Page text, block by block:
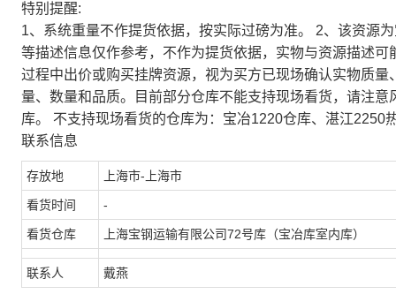
特别提醒:
1、系统重量不作提货依据，按实际过磅为准。 2、该资源
等描述信息仅作参考，不作为提货依据，实物与资源描述
过程中出价或购买挂牌资源，视为买方已现场确认实物质
量、数量和品质。目前部分仓库不能支持现场看货，请注
库。 不支持现场看货的仓库为：宝冶1220仓库、湛江2250
联系信息
存放地 上海市-上海市
看货时间 -
看货仓库 上海宝钢运输有限公司72号库（宝冶库室内库）
联系人 戴燕